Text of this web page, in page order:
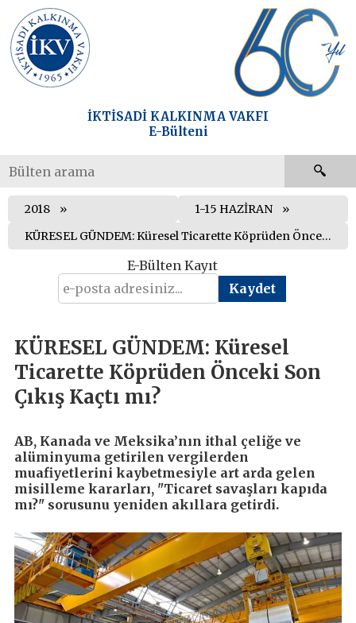
İKTİSADİ KALKINMA VAKFI
E-Bülteni
2018
1-15 HAZİRAN
KÜRESEL GÜNDEM: Küresel Ticarette Köprüden Önceki Son Çıkış Kaçtı mı?
E-Bülten Kayıt
KÜRESEL GÜNDEM: Küresel
Ticarette Köprüden Önceki Son
Çıkış Kaçtı mı?
AB, Kanada ve Meksika’nın ithal çeliğe ve
alüminyuma getirilen vergilerden
muafiyetlerini kaybetmesiyle art arda gelen
misilleme kararları, "Ticaret savaşları kapıda
mı?" sorusunu yeniden akıllara getirdi.